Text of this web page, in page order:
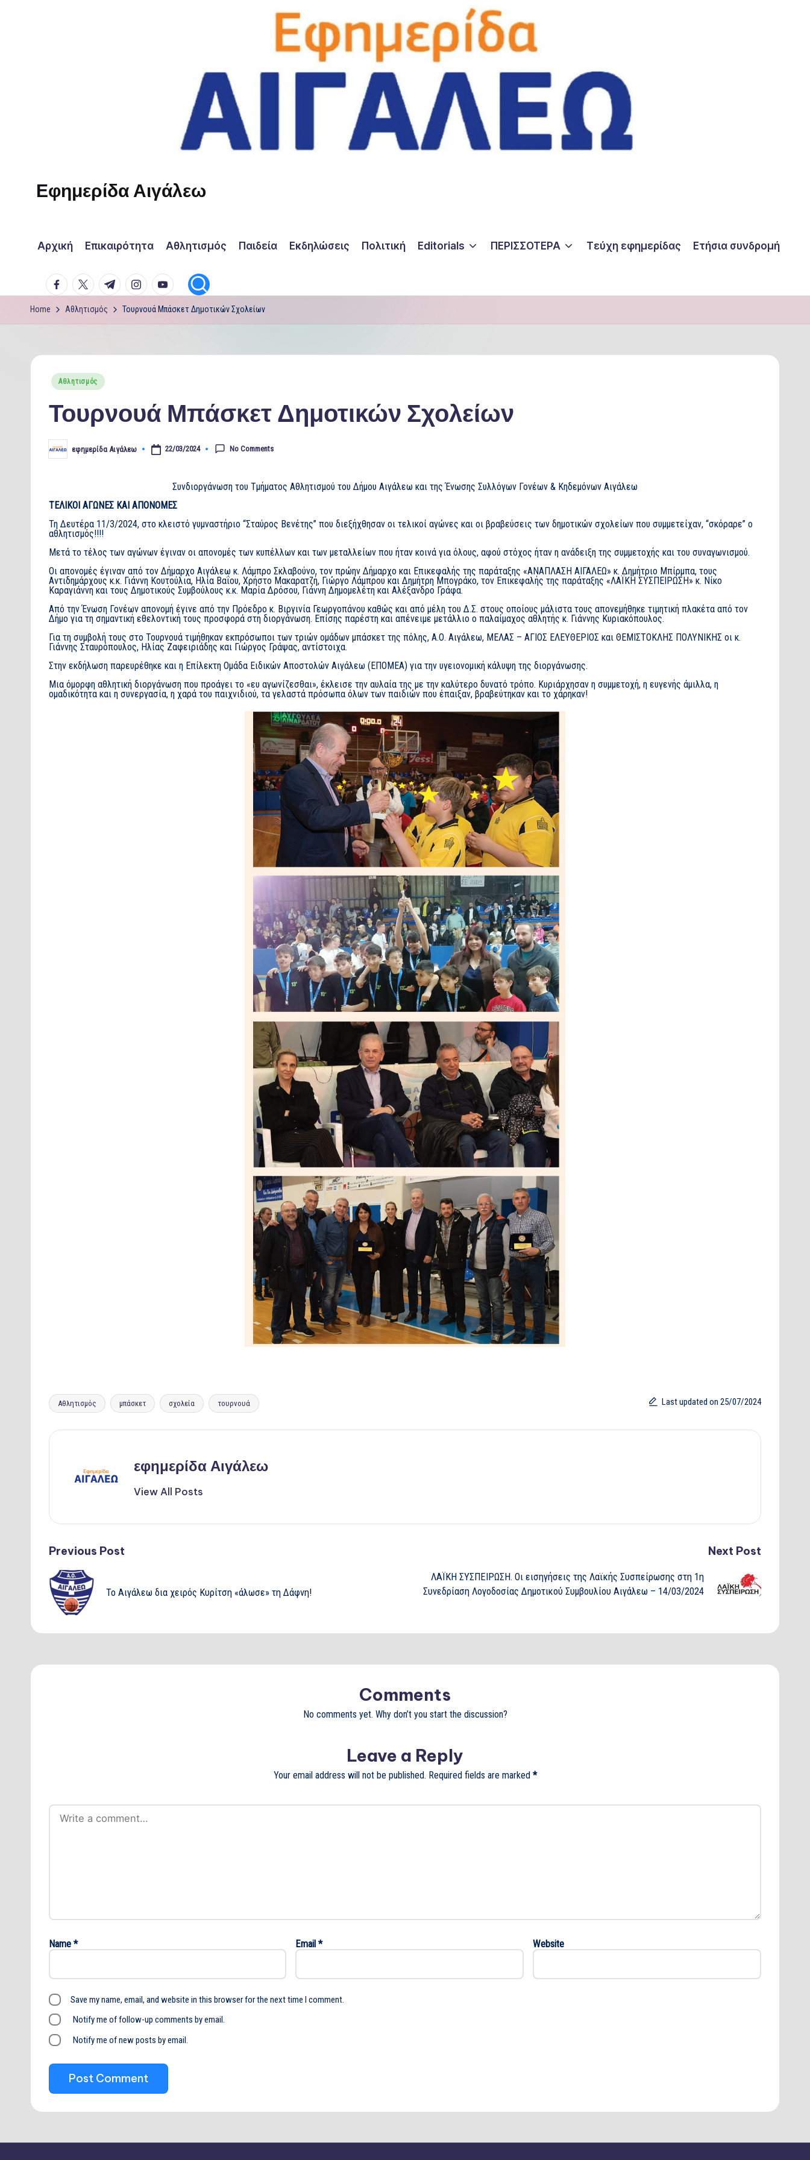
Εφημερίδα Αιγάλεω
Αρχική Επικαιρότητα Αθλητισμός Παιδεία Εκδηλώσεις Πολιτική Editorials ΠΕΡΙΣΣΟΤΕΡΑ Τεύχη εφημερίδας Ετήσια συνδρομή
facebook.com
twitter.com
t.me instagram.com
youtube.com
Home Αθλητισμός Τουρνουά Μπάσκετ Δημοτικών Σχολείων
Posted
in
Αθλητισμός
Τουρνουά Μπάσκετ Δημοτικών Σχολείων
Posted
by
εφημερίδα Αιγάλεω 22/03/2024 No Comments
Συνδιοργάνωση του Τμήματος Αθλητισμού του Δήμου Αιγάλεω και της Ένωσης Συλλόγων Γονέων & Κηδεμόνων Αιγάλεω
ΤΕΛΙΚΟΙ ΑΓΩΝΕΣ ΚΑΙ ΑΠΟΝΟΜΕΣ
Τη Δευτέρα 11/3/2024, στο κλειστό γυμναστήριο “Σταύρος Βενέτης” που διεξήχθησαν οι τελικοί αγώνες και οι βραβεύσεις των δημοτικών σχολείων που συμμετείχαν, “σκόραρε” ο
αθλητισμός!!!!
Μετά το τέλος των αγώνων έγιναν οι απονομές των κυπέλλων και των μεταλλείων που ήταν κοινά για όλους, αφού στόχος ήταν η ανάδειξη της συμμετοχής και του συναγωνισμού.
Οι απονομές έγιναν από τον Δήμαρχο Αιγάλεω κ. Λάμπρο Σκλαβούνο, τον πρώην Δήμαρχο και Επικεφαλής της παράταξης «ΑΝΑΠΛΑΣΗ ΑΙΓΑΛΕΩ» κ. Δημήτριο Μπίρμπα, τους
Αντιδημάρχους κ.κ. Γιάννη Κουτούλια, Ηλία Βαΐου, Χρήστο Μακαρατζή, Γιώργο Λάμπρου και Δημήτρη Μπογράκο, τον Επικεφαλής της παράταξης «ΛΑΪΚΗ ΣΥΣΠΕΙΡΩΣΗ» κ. Νίκο
Καραγιάννη και τους Δημοτικούς Συμβούλους κ.κ. Μαρία Δρόσου, Γιάννη Δημομελέτη και Αλέξανδρο Γράφα.
Από την Ένωση Γονέων απονομή έγινε από την Πρόεδρο κ. Βιργινία Γεωργοπάνου καθώς και από μέλη του Δ.Σ. στους οποίους μάλιστα τους απονεμήθηκε τιμητική πλακέτα από τον
Δήμο για τη σημαντική εθελοντική τους προσφορά στη διοργάνωση. Επίσης παρέστη και απένειμε μετάλλιο ο παλαίμαχος αθλητής κ. Γιάννης Κυριακόπουλος.
Για τη συμβολή τους στο Τουρνουά τιμήθηκαν εκπρόσωποι των τριών ομάδων μπάσκετ της πόλης, Α.Ο. Αιγάλεω, ΜΕΛΑΣ – ΑΓΙΟΣ ΕΛΕΥΘΕΡΙΟΣ και ΘΕΜΙΣΤΟΚΛΗΣ ΠΟΛΥΝΙΚΗΣ οι κ.
Γιάννης Σταυρόπουλος, Ηλίας Ζαφειριάδης και Γιώργος Γράψας, αντίστοιχα.
Στην εκδήλωση παρευρέθηκε και η Επίλεκτη Ομάδα Ειδικών Αποστολών Αιγάλεω (ΕΠΟΜΕΑ) για την υγειονομική κάλυψη της διοργάνωσης.
Μια όμορφη αθλητική διοργάνωση που προάγει το «ευ αγωνίζεσθαι», έκλεισε την αυλαία της με την καλύτερο δυνατό τρόπο. Κυριάρχησαν η συμμετοχή, η ευγενής άμιλλα, η
ομαδικότητα και η συνεργασία, η χαρά του παιχνιδιού, τα γελαστά πρόσωπα όλων των παιδιών που έπαιξαν, βραβεύτηκαν και το χάρηκαν!
Tags:Αθλητισμός μπάσκετ σχολεία τουρνουά Last updated on 25/07/2024
εφημερίδα Αιγάλεω
View All Posts
Post
navigation
Previous Post
Το Αιγάλεω δια χειρός Κυρίτση «άλωσε» τη Δάφνη!
Next Post
ΛΑΪΚΗ ΣΥΣΠΕΙΡΩΣΗ. Οι εισηγήσεις της Λαϊκής Συσπείρωσης στη 1η
Συνεδρίαση Λογοδοσίας Δημοτικού Συμβουλίου Αιγάλεω – 14/03/2024
Comments
No comments yet. Why don’t you start the discussion?
Leave a Reply
Your email address will not be published. Required fields are marked *
Name * Email * Website
Save my name, email, and website in this browser for the next time I comment.
Notify me of follow-up comments by email.
Notify me of new posts by email.